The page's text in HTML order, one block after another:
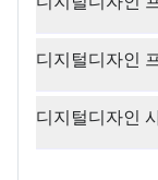
디지털디자인
디지털디자인